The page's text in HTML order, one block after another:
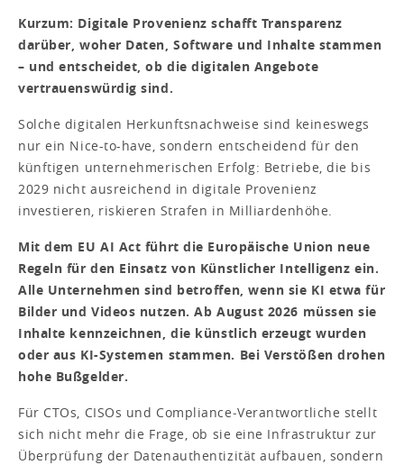
Kurzum: Digitale Provenienz schafft Transparenz
darüber, woher Daten, Software und Inhalte stammen
– und entscheidet, ob die digitalen Angebote
vertrauenswürdig sind.
Solche digitalen Herkunftsnachweise sind keineswegs
nur ein Nice-to-have, sondern entscheidend für den
künftigen unternehmerischen Erfolg: Betriebe, die bis
2029 nicht ausreichend in digitale Provenienz
investieren, riskieren Strafen in Milliardenhöhe.
Mit dem EU AI Act führt die Europäische Union neue
Regeln für den Einsatz von Künstlicher Intelligenz ein.
Alle Unternehmen sind betroffen, wenn sie KI etwa für
Bilder und Videos nutzen. Ab August 2026 müssen sie
Inhalte kennzeichnen, die künstlich erzeugt wurden
oder aus KI-Systemen stammen. Bei Verstößen drohen
hohe Bußgelder.
Für CTOs, CISOs und Compliance‑Verantwortliche stellt
sich nicht mehr die Frage, ob sie eine Infrastruktur zur
Überprüfung der Datenauthentizität aufbauen, sondern